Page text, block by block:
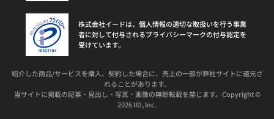
株式会社イードは、個人情報の適切な取扱いを行う事業
者に対して付与されるプライバシーマークの付与認定を
受けています。
紹介した商品/サービスを購入、契約した場合に、売上の一部が弊社サイトに還元さ
れることがあります。
当サイトに掲載の記事・見出し・写真・画像の無断転載を禁じます。Copyright ©
2026 IID, Inc.